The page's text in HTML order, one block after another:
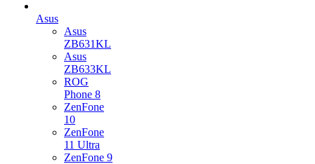
Asus
Asus
ZB631KL
Asus
ZB633KL
ROG
Phone 8
ZenFone
10
ZenFone
11 Ultra
ZenFone 9